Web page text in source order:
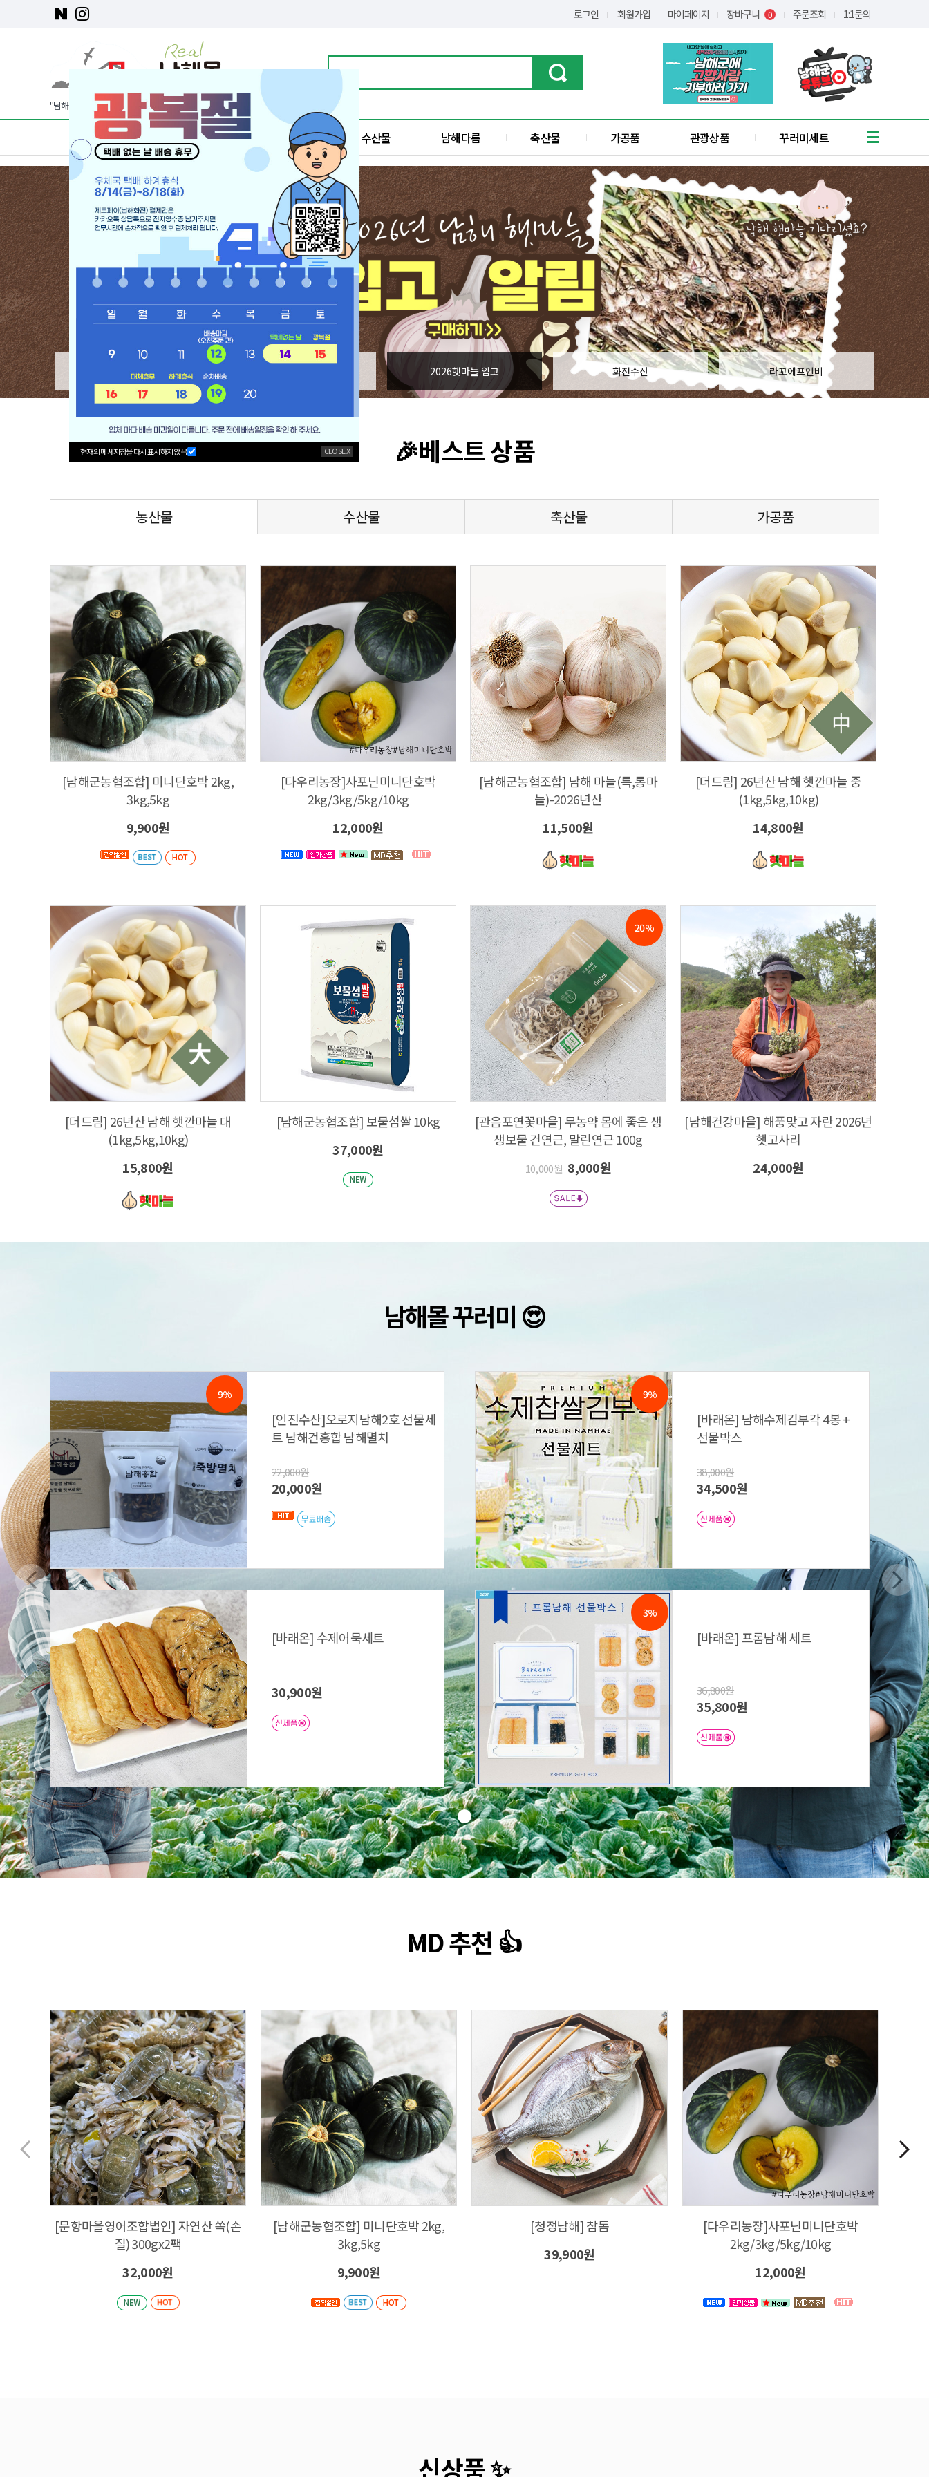
로그인 회원가입 마이페이지 장바구니 0 주문조회 1:1문의
"남해몰"은 남해군에서 운영하는 특산물 쇼핑몰 입니다
베스트 상품 신상품 농산물 수산물 남해다름
가공품
수산물
축산물
한우
돼지고기
가공품
흑마늘
유자
전통식품
액젓/어간장
장아찌
섬애약쑥
기타
꿀
간편식
죽
관광상품 꾸러미세트
새꼬막 2026햇마늘 입고 화전수산 라꼬에프엔비
🎉베스트 상품
농산물 수산물 축산물 가공품
[남해군농협조합] 미니단호박 2kg,
3kg,5kg
9,900원
[다우리농장]사포닌미니단호박
2kg/3kg/5kg/10kg
12,000원
[남해군농협조합] 남해 마늘(특,통마
늘)-2026년산
11,500원
[더드림] 26년산 남해 햇깐마늘 중
(1kg,5kg,10kg)
14,800원
[더드림] 26년산 남해 햇깐마늘 대
(1kg,5kg,10kg)
15,800원
[남해군농협조합] 보물섬쌀 10kg
37,000원
20%
[관음포연꽃마을] 무농약 몸에 좋은 생
생보물 건연근, 말린연근 100g
10,000원 8,000원
[남해건강마을] 해풍맞고 자란 2026년
햇고사리
24,000원
남해몰꾸러미 😍
9%
[인진수산]오로지남해2호 선물세
트 남해건홍합 남해멸치
22,000원
20,000원
9%
[바래온] 남해수제김부각 4봉 +
선물박스
38,000원
34,500원
[바래온] 수제어묵세트
30,900원
3%
[바래온] 프롬남해 세트
36,800원
35,800원
MD 추천 👍
[문항마을영어조합법인] 자연산 쏙(손
질) 300gx2팩
32,000원
[남해군농협조합] 미니단호박 2kg,
3kg,5kg
9,900원
[청정남해] 참돔
39,900원
[다우리농장]사포닌미니단호박
2kg/3kg/5kg/10kg
12,000원
신상품 ✨
현재의 메세지창을 다시 표시하지 않음 CLOSE X